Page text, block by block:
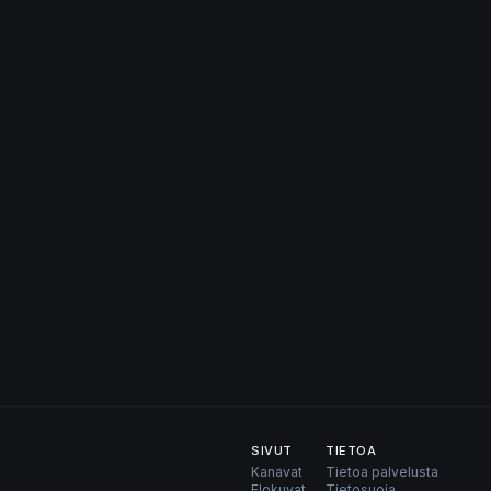
SIVUT
Kanavat
TIETOA
Tietoa palvelusta